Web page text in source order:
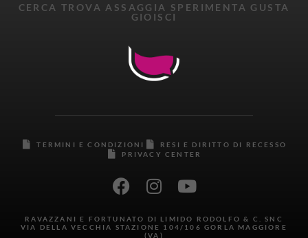
CERCA TROVA ASSAGGIA SPERIMENTA GUSTA
GIOISCI
TERMINI E CONDIZIONI
RESI E DIRITTO DI RECESSO
PRIVACY CENTER
RAVAZZANI E FORTUNATO DI LIMIDO RODOLFO & C. SNC
VIA DELLA VECCHIA STAZIONE 104/106 GORLA MAGGIORE
(VA)